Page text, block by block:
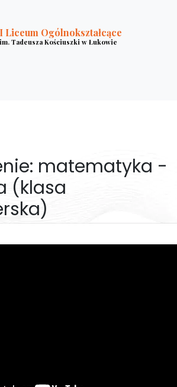
I Liceum Ogólnokształcące
im. Tadeusza Kościuszki w Łukowie
matematyka -
(klasa